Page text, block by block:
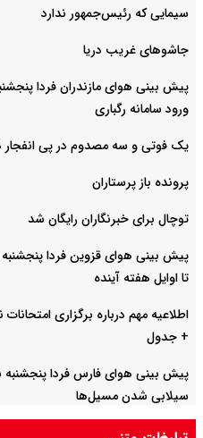
سیمایی که رئیس‌جمهور ندارد
جاشوهای غریب دریا
ورود سامانه رگباری
یک فوتی و سه مصدوم در پی
پرونده باز پرستاران
توچال برای خبرنگاران رایگان شد
تا اوایل هفته آینده
+ جدول
سیلابی شدن مسیل‌ها